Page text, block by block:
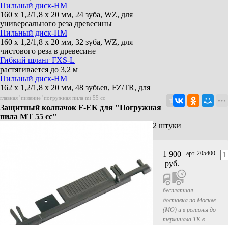
Пильный диск-HM
160 x 1,2/1,8 x 20 мм, 24 зуба, WZ, для
универсального реза древесины
Пильный диск-HM
160 x 1,2/1,8 x 20 мм, 32 зуба, WZ, для
чистового реза в древесине
Гибкий шланг FXS-L
растягивается до 3,2 м
Пильный диск-HM
162 x 1,2/1,8 x 20 мм, 48 зубьев, FZ/TR, для
декоративных панелей (Trespa)
Защита от обратного удара F - RS
Пильный диск-HM
160 x 1,2/1,8 x 20 мм, 56 зубьев, FZ/TZ, для
162 x 1,2/1,8 x 20 мм, 48 зубьев, WZ,
универсальный по массиву древесины. Вес
0,186 кг
Клейкий ленточный профиль F-HP 6,8M
главная / пиление / погружная пила mt 55 cc
Защитный колпачок F-EK для "Погружная
пила MT 55 cc"
2 штуки
1 900
руб.
арт. 205400
бесплатная
доставка по Москве
(МО) и в регионы до
терминала ТК в